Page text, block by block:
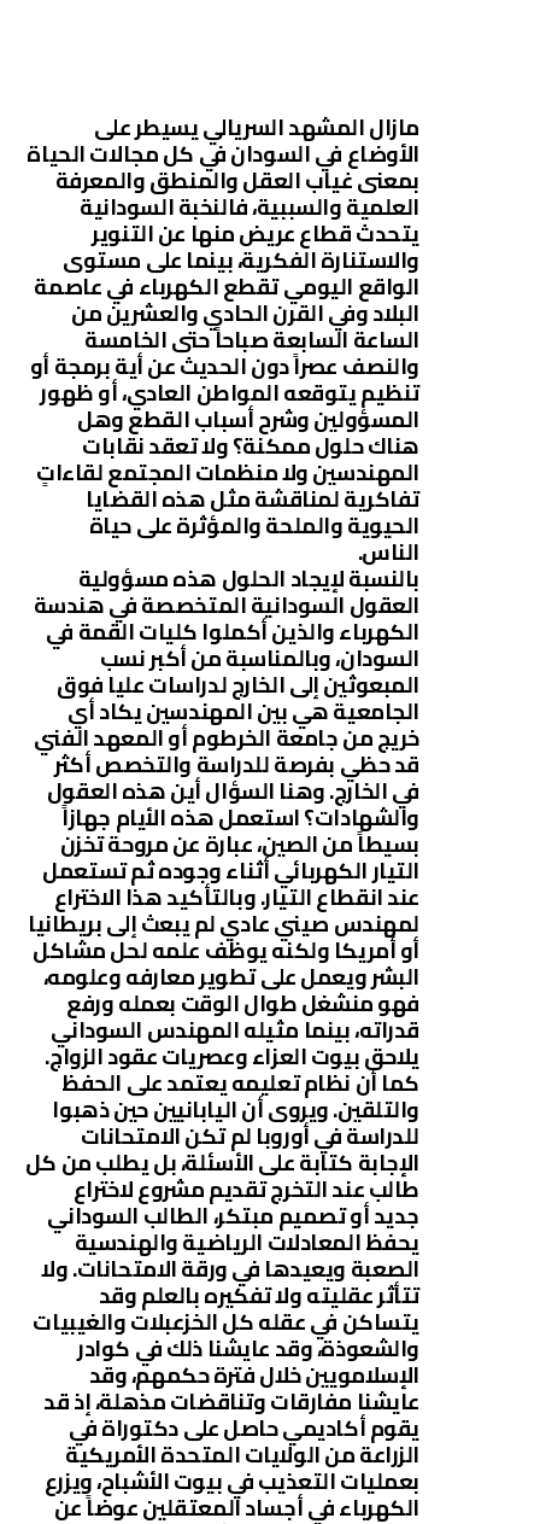
مازال المشهد السريالي يسيطر على
الأوضاع في السودان في كل مجالات الحياة
بمعنى غياب العقل والمنطق والمعرفة
العلمية والسببية، فالنخبة السودانية
يتحدث قطاع عريض منها عن التنوير
والاستنارة الفكرية، بينما على مستوى
الواقع اليومي تقطع الكهرباء في عاصمة
البلاد وفي القرن الحادي والعشرين من
الساعة السابعة صباحاً حتى الخامسة
والنصف عصراً دون الحديث عن أية برمجة أو
تنظيم يتوقعه المواطن العادي، أو ظهور
المسؤولين وشرح أسباب القطع وهل
هناك حلول ممكنة؟ ولا تعقد نقابات
المهندسين ولا منظمات المجتمع لقاءاتٍ
تفاكرية لمناقشة مثل هذه القضايا
الحيوية والملحة والمؤثرة على حياة
الناس.
بالنسبة لإيجاد الحلول هذه مسؤولية
العقول السودانية المتخصصة في هندسة
الكهرباء والذين أكملوا كليات القمة في
السودان، وبالمناسبة من أكبر نسب
المبعوثين إلى الخارج لدراسات عليا فوق
الجامعية هي بين المهندسين يكاد أي
خريج من جامعة الخرطوم أو المعهد الفني
قد حظي بفرصة للدراسة والتخصص أكثر
في الخارج. وهنا السؤال أين هذه العقول
والشهادات؟ استعمل هذه الأيام جهازاً
بسيطاً من الصين، عبارة عن مروحة تخزن
التيار الكهربائي أثناء وجوده ثم تستعمل
عند انقطاع التيار. وبالتأكيد هذا الاختراع
لمهندس صيني عادي لم يبعث إلى بريطانيا
أو أمريكا ولكنه يوظف علمه لحل مشاكل
البشر ويعمل على تطوير معارفه وعلومه،
فهو منشغل طوال الوقت بعمله ورفع
قدراته، بينما مثيله المهندس السوداني
يلاحق بيوت العزاء وعصريات عقود الزواج.
كما أن نظام تعليمه يعتمد على الحفظ
والتلقين. ويروى أن اليابانيين حين ذهبوا
للدراسة في أوروبا لم تكن الامتحانات
الإجابة كتابة على الأسئلة، بل يطلب من كل
طالب عند التخرج تقديم مشروع لاختراع
جديد أو تصميم مبتكر، الطالب السوداني
يحفظ المعادلات الرياضية والهندسية
الصعبة ويعيدها في ورقة الامتحانات. ولا
تتأثر عقليته ولا تفكيره بالعلم وقد
يتساكن في عقله كل الخزعبلات والغيبيات
والشعوذة، وقد عايشنا ذلك في كوادر
الإسلامويين خلال فترة حكمهم، وقد
عايشنا مفارقات وتناقضات مذهلة، إذ قد
يقوم أكاديمي حاصل على دكتوراة في
الزراعة من الولايات المتحدة الأمريكية
بعمليات التعذيب في بيوت الأشباح، ويزرع
الكهرباء في أجساد المعتقلين عوضاً عن